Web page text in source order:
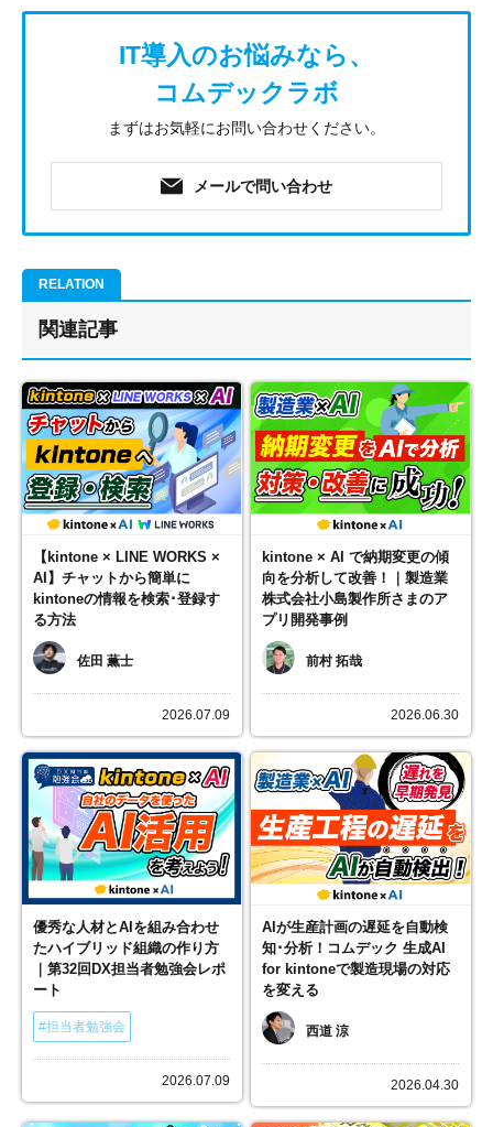
IT導入のお悩みなら、
コムデックラボ
まずはお気軽にお問い合わせください。
メールで問い合わせ
関連記事
【kintone × LINE WORKS ×
AI】チャットから簡単に
kintoneの情報を検索･登録す
る方法
佐田 薫士
2026.07.09
kintone × AI で納期変更の傾
向を分析して改善！｜製造業
株式会社小島製作所さまのア
プリ開発事例
前村 拓哉
2026.06.30
優秀な人材とAIを組み合わせ
たハイブリッド組織の作り方
｜第32回DX担当者勉強会レポ
ート
#担当者勉強会
2026.07.09
AIが生産計画の遅延を自動検
知･分析！コムデック 生成AI
for kintoneで製造現場の対応
を変える
西道 涼
2026.04.30